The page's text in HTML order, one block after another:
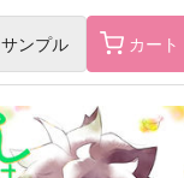
サンプル カート